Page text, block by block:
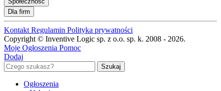
Dla firm
Kontakt Regulamin Polityka prywatności
Copyright © Inventive Logic sp. z o.o. sp. k. 2008 - 2026.
Moje Ogłoszenia Pomoc
Dodaj
Ogłoszenia